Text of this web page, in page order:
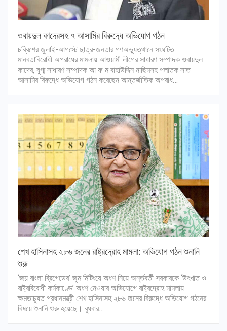
ওবায়দুল কাদেরসহ ৭ আসামির বিরুদ্ধে অভিযোগ গঠন
চব্বিশের জুলাই-আগস্টে ছাত্র-জনতার গণঅভ্যুত্থানে সংঘটিত
মানবতাবিরোধী অপরাধের মামলায় আওয়ামী লীগের সাধারণ সম্পাদক ওবায়দুল
কাদের, যুগ্ম সাধারণ সম্পাদক আ ফ ম বাহাউদ্দিন নাছিমসহ পলাতক সাত
আসামির বিরুদ্ধে অভিযোগ গঠন করেছেন আন্তর্জাতিক অপরাধ…
শেখ হাসিনাসহ ২৮৬ জনের রাষ্ট্রদ্রোহ মামলা: অভিযোগ গঠন শুনানি
শুরু
‘জয় বাংলা ব্রিগেডের’ জুম মিটিংয়ে অংশ নিয়ে অর্ন্তবর্তী সরকারকে ‘উৎখাত ও
রাষ্ট্রবিরোধী কর্মকাণ্ডে’ অংশ নেওয়ার অভিযোগে রাষ্ট্রদ্রোহ মামলায়
ক্ষমতাচ্যুত প্রধানমন্ত্রী শেখ হাসিনাসহ ২৮৬ জনের বিরুদ্ধে অভিযোগ গঠনের
বিষয়ে শুনানি শুরু হয়েছে। বুধবার…